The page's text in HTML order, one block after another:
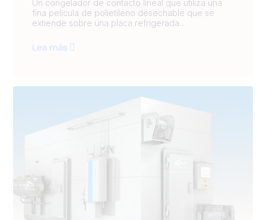
Un congelador de contacto lineal que utiliza una
fina película de polietileno desechable que se
extiende sobre una placa refrigerada...
Lea más